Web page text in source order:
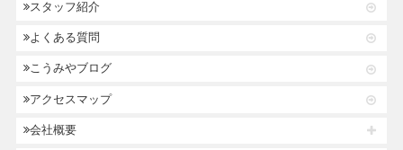
スタッフ紹介
よくある質問
こうみやブログ
アクセスマップ
会社概要